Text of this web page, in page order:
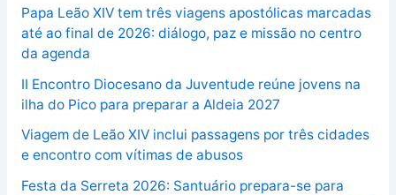
Papa Leão XIV tem três viagens apostólicas marcadas
até ao final de 2026: diálogo, paz e missão no centro
da agenda
II Encontro Diocesano da Juventude reúne jovens na
ilha do Pico para preparar a Aldeia 2027
Viagem de Leão XIV inclui passagens por três cidades
e encontro com vítimas de abusos
Festa da Serreta 2026: Santuário prepara-se para